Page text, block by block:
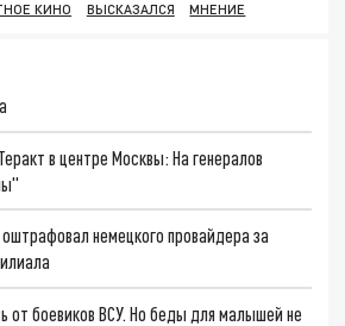
КИНО ВЫСКАЗАЛСЯ МНЕНИЕ
в центре Москвы: На генералов
немецкого провайдера за
от боевиков ВСУ. Но беды для малышей не